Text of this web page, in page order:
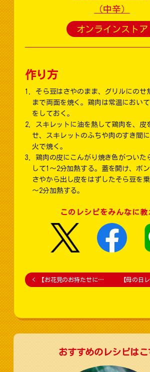
（中辛）
オンラインストア
作り方
そら豆はさやのまま、グリルにのせ
まで両面を焼く。鶏肉は常温におい
をしておく。
スキレットに油を熱して鶏肉を、皮
せ、スキレットのふちや肉のすき間
火で焼く。
鶏肉の皮にこんがり焼き色がついた
して1～2分加熱する。蓋を開け、ボ
さやから出し皮をはずしたそら豆を
～2分加熱する。
このレシピをみんなに教
< 【お花見のお持たせに… 【母の日
おすすめのレシピはこ